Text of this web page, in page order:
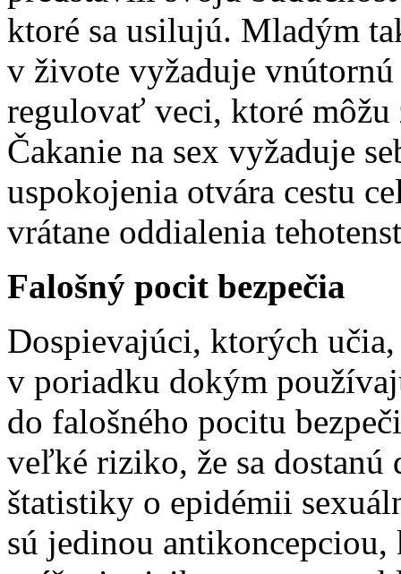
ktoré sa usilujú. Mladým
v živote vyžaduje
regulovať veci, ktoré
Čakanie na sex vyžaduje
uspokojenia otvára cestu
vrátane oddialenia
Falošný pocit bezpečia
Dospievajúci, ktorých
v poriadku dokým
do falošného pocitu
veľké riziko, že sa
štatistiky o epidémii
sú jedinou